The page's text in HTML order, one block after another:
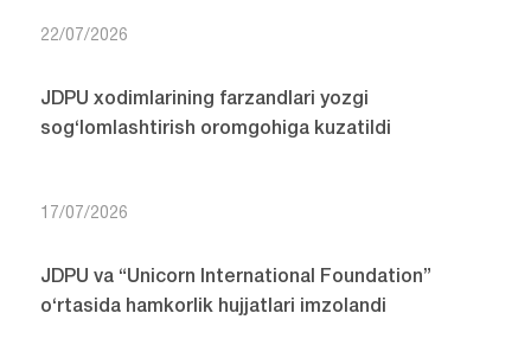
22/07/2026
JDPU xodimlarining farzandlari yozgi
sog‘lomlashtirish oromgohiga kuzatildi
17/07/2026
JDPU va “Unicorn International Foundation”
o‘rtasida hamkorlik hujjatlari imzolandi